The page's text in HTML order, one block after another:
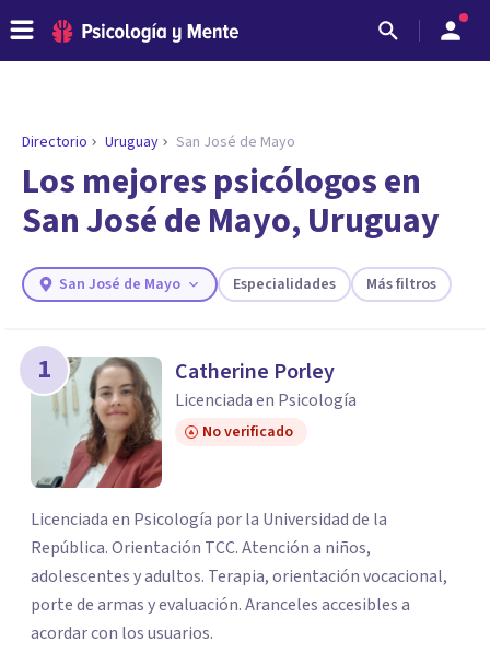
ENCONTRAR MI TERAPEUTA
¿Necesitas ayuda para encontrar el
psicólogo adecuado?
Responde a unas breves preguntas y te ofreceremos
necesidades.
Directorio Uruguay San José de Mayo
Los mejores psicólogos en
San José de Mayo, Uruguay
San José de Mayo Especialidades Más filtros
1 Catherine Porley
Licenciada en Psicología
No verificado
Licenciada en Psicología por la Universidad de la
República. Orientación TCC. Atención a niños,
adolescentes y adultos. Terapia, orientación vocacional,
porte de armas y evaluación. Aranceles accesibles a
acordar con los usuarios.